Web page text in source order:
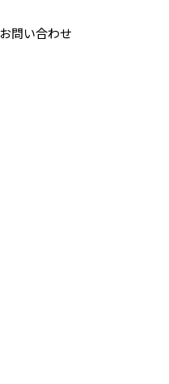
お問い合わせ